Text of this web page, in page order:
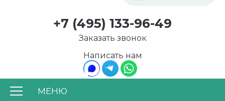
МЕНЮ
Написать нам
+7 (495) 133-96-49
Заказать звонок